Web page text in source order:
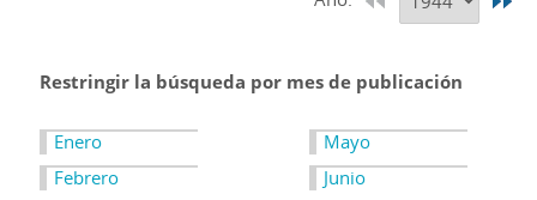
Restringir la búsqueda por mes de publicación
Enero
Febrero
Mayo
Junio